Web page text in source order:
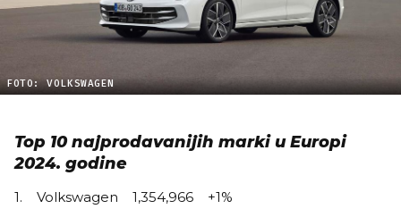
FOTO: VOLKSWAGEN
Top 10 najprodavanijih marki u Europi
2024. godine
1. Volkswagen 1,354,966 +1%